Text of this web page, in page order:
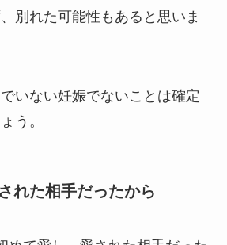
別れた可能性もあると思いま
いない妊娠でないことは確定
う。
れた相手だったから